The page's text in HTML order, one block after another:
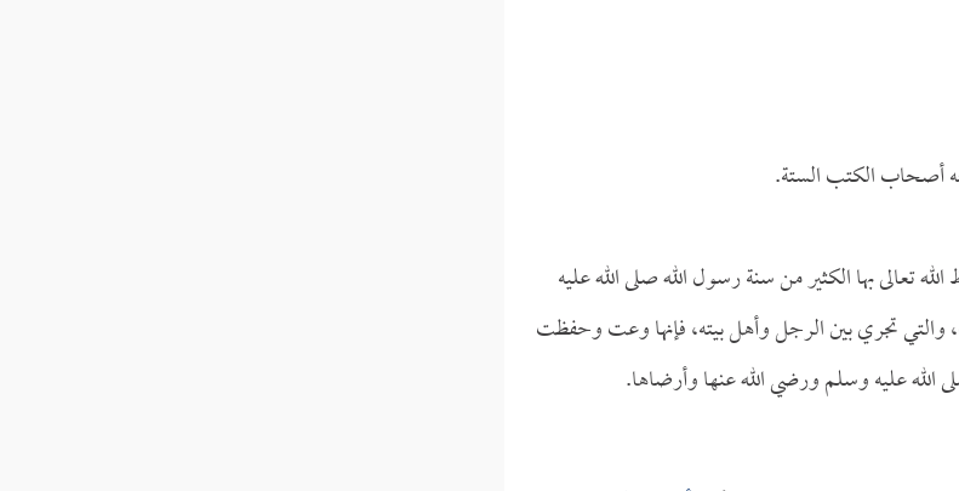
أصحاب الكتب الستة.
تعالى بها الكثير من سنة رسول الله صلى الله عليه
والتي تجري بين الرجل وأهل بيته، فإنها وعت وحفظت
عليه وسلم ورضي الله عنها وأرضاها.